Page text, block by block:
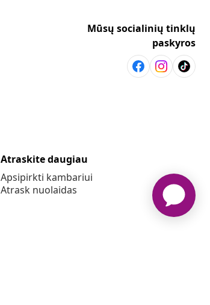
Mūsų socialinių tinklų
paskyros
Atraskite daugiau
Apsipirkti kambariui
Atrask nuolaidas